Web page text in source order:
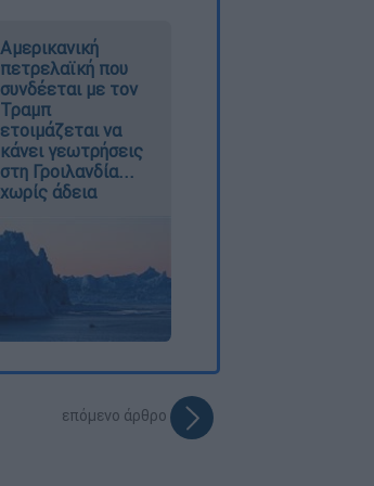
Αμερικανική
πετρελαϊκή που
συνδέεται με τον
Τραμπ
ετοιμάζεται να
κάνει γεωτρήσεις
στη Γροιλανδία...
χωρίς άδεια
επόμενο άρθρο